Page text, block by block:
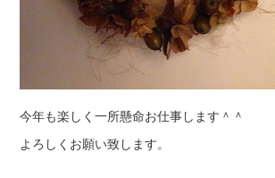
今年も楽しく一所懸命お仕事します＾＾
よろしくお願い致します。